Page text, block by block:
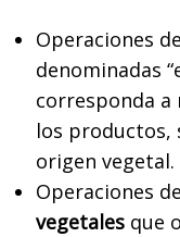
Operaciones
denominadas
corresponda a
los productos,
origen vegetal.
Operaciones
vegetales que